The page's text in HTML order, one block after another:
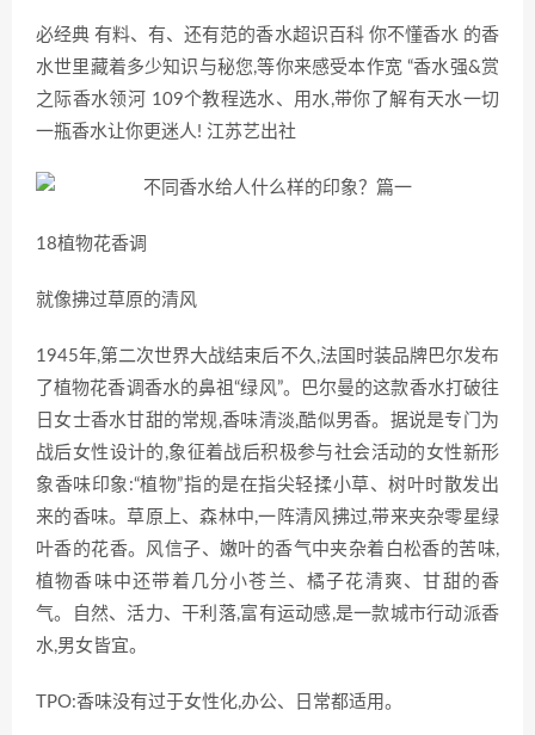
必经典 有料、有、还有范的香水超识百科 你不懂香水 的香
水世里藏着多少知识与秘您,等你来感受本作宽 “香水强&赏
之际香水领河 109个教程选水、用水,带你了解有天水一切
一瓶香水让你更迷人! 江苏艺出社
18植物花香调
就像拂过草原的清风
1945年,第二次世界大战结束后不久,法国时装品牌巴尔发布
了植物花香调香水的鼻祖“绿风”。巴尔曼的这款香水打破往
日女士香水甘甜的常规,香味清淡,酷似男香。据说是专门为
战后女性设计的,象征着战后积极参与社会活动的女性新形
象香味印象:“植物”指的是在指尖轻揉小草、树叶时散发出
来的香味。草原上、森林中,一阵清风拂过,带来夹杂零星绿
叶香的花香。风信子、嫩叶的香气中夹杂着白松香的苦味,
植物香味中还带着几分小苍兰、橘子花清爽、甘甜的香
气。自然、活力、干利落,富有运动感,是一款城市行动派香
水,男女皆宜。
TPO:香味没有过于女性化,办公、日常都适用。